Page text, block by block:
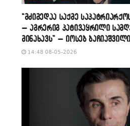
“მძიმედაა საქმე
– აგრერიგ პატივაყრილი
მინახავს” – იოსებ ბაჩიაშვილი
14:48 08-05-2026